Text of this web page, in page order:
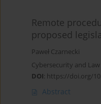
Remote
proposed
Paweł Czarnecki
Cybersecurity and Law
DOI: https://doi.org/
Abstract